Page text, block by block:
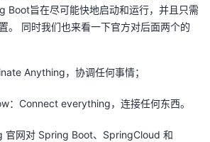
Boot旨在尽可能快地启动和运行，并且只需
。 同时我们也来看一下官方对后面两个的
Anything，协调任何事情；
：Connect everything，连接任何东西。
官网对 Spring Boot、SpringCloud 和